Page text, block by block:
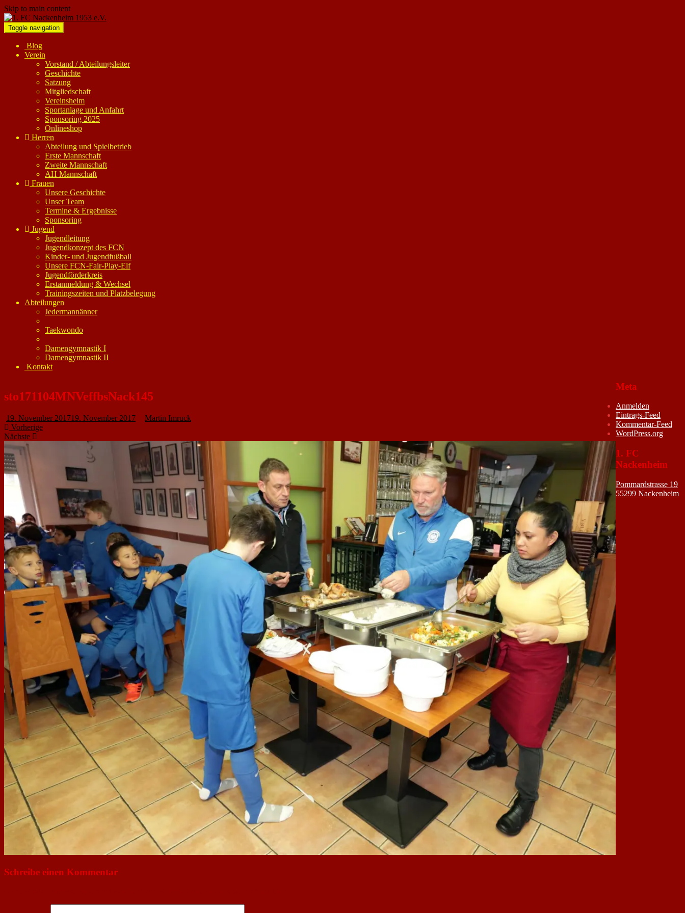
Skip to main content
Toggle navigation
Blog
Verein
Vorstand / Abteilungsleiter
Geschichte
Satzung
Mitgliedschaft
Vereinsheim
Sportanlage und Anfahrt
Sponsoring 2025
Onlineshop
Herren
Abteilung und Spielbetrieb
Erste Mannschaft
Zweite Mannschaft
AH Mannschaft
Frauen
Unsere Geschichte
Unser Team
Termine & Ergebnisse
Sponsoring
Jugend
Jugendleitung
Jugendkonzept des FCN
Kinder- und Jugendfußball
Unsere FCN-Fair-Play-Elf
Jugendförderkreis
Erstanmeldung & Wechsel
Trainingszeiten und Platzbelegung
Abteilungen
Jedermannänner
Taekwondo
Damengymnastik I
Damengymnastik II
Kontakt
sto171104MNVeffbsNack145
19. November 201719. November 2017
Martin Imruck
Vorherige
Nächste
Schreibe einen Kommentar
Meta
Anmelden
Eintrags-Feed
Kommentar-Feed
WordPress.org
1. FC
Nackenheim
Pommardstrasse 19
55299 Nackenheim